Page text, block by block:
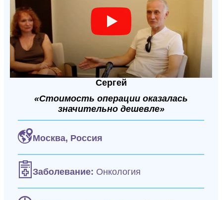
Сергей
«Стоимость операции оказалась
значительно дешевле»
Москва, Россия
Заболевание: Онкология